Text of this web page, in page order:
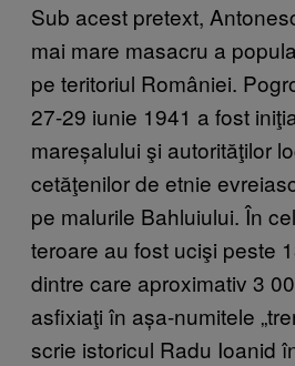
Sub acest pretext,
mai mare masacru a
pe teritoriul României.
27-29 iunie 1941 a fost
mareșalului şi autorităţilor
cetăţenilor de etnie
pe malurile Bahluiului. În
teroare au fost ucişi peste
dintre care aproximativ 3
asfixiaţi în așa-numitele
scrie istoricul Radu Ioanid